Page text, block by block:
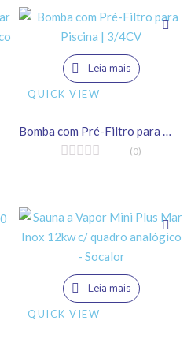
Leia mais
QUICK VIEW
Bomba com Pré-Filtro para Piscina | 3/4CV
(0)
Leia mais
QUICK VIEW